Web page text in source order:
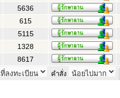
5636
615
5115
1328
8617
คำสั่ง